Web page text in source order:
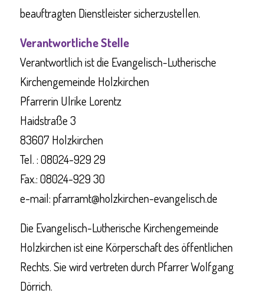
beauftragten Dienstleister sicherzustellen.
Verantwortliche Stelle
Verantwortlich ist die Evangelisch-Lutherische
Kirchengemeinde Holzkirchen
Pfarrerin Ulrike Lorentz
Haidstraße 3
83607 Holzkirchen
Tel. : 08024-929 29
Fax.: 08024-929 30
e-mail: pfarramt@holzkirchen-evangelisch.de
Die Evangelisch-Lutherische Kirchengemeinde
Holzkirchen ist eine Körperschaft des öffentlichen
Rechts. Sie wird vertreten durch Pfarrer Wolfgang
Dörrich.